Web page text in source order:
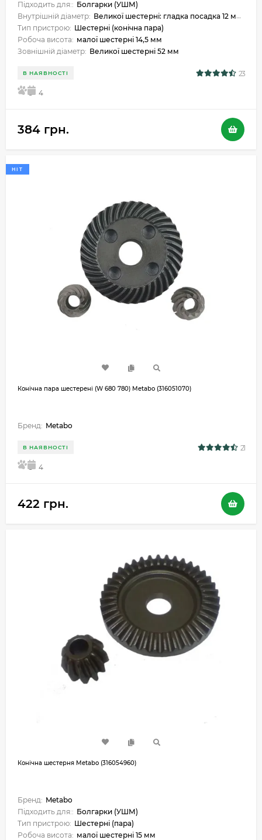
Підходить для:: Болгарки (УШМ)
Внутрішній діаметр: Великої шестерні: гладка посадка 12 мм, Малої шестерні гладка посадка 7 мм.
Тип пристрою: Шестерні (конічна пара)
Робоча висота: малої шестерні 14,5 мм
Зовнішній діаметр: Великої шестерні 52 мм
В НАЯВНОСТІ 23
5 4
384 грн.
HIT
Конічна пара шестерені (W 680 780) Metabo (316051070)
Бренд: Metabo
В НАЯВНОСТІ 21
5 4
422 грн.
Конічна шестерня Metabo (316054960)
Бренд: Metabo
Підходить для:: Болгарки (УШМ)
Тип пристрою: Шестерні (пара)
Робоча висота: малої шестерні 15 мм